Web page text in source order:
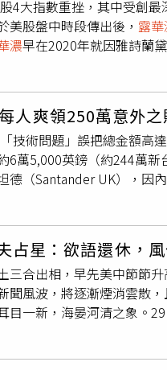
79兆元）。然而，新稅
鏡製造商EssilorLuxottica
但短期內企業與民眾卻得
DDP），或選擇有美國
眾網購成本大增。（圖／
我所愛的電影獻身是這我
留下珍貴歷史記憶的前輩
己能盡棉薄之力 最後心情
玉樹
。卻笑他，
空。為我愛的電影，我是
為當事人釐清的往事我不
湖告別謝謝大家收看這
小姐，對不起劉明小姐，
這天上人間可能相聚
寂寞，南方鐵道』很值得
4大指數重挫，其中受創最
美股盤中時段傳出後， 露華
濃早在2020年就因雅詩蘭
成美妝市場緊縮，再次衝擊
最
作色澤美艷的指甲油崛起，
逐漸落後其他對手，儘管
已高達約新台幣970億，
人爽領250萬意外之
技術問題」誤把總金額高
萬5,000英鎊（約244萬
德（Santander UK），因
複匯出金錢給收款人戶
坦銀行強調，這些重複的
間銀行合作，追回相關款
回款項，「一些銀行可
公司露華濃（Revlon）「
未被自願償還的5億美元
筆金錢。
星：欲語還休，
三合出相，早先美中節節
聞風波，將逐漸煙消雲散
目一新，海晏河清之象。
峻現況，透過社群媒體關
一夕暴紅，成為茶餘熱門